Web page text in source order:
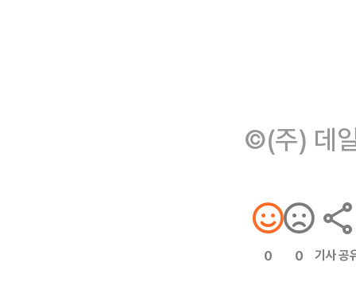
©(주) 데
0 0 기사 공